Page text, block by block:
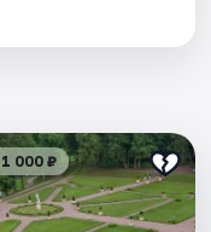
000 ₽